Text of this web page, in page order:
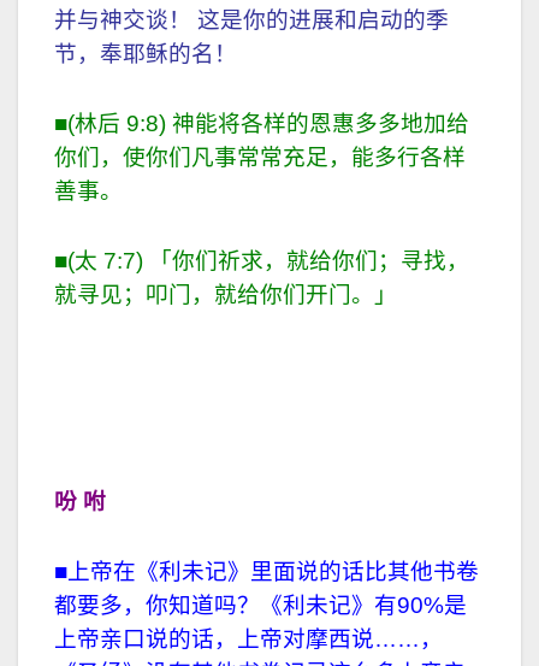
并与神交谈！ 这是你的进展和启动的季
节，奉耶稣的名！
■(林后 9:8) 神能将各样的恩惠多多地加给
你们，使你们凡事常常充足，能多行各样
善事。
■(太 7:7) 「你们祈求，就给你们；寻找，
就寻见；叩门，就给你们开门。」
吩 咐
■上帝在《利未记》里面说的话比其他书卷
都要多，你知道吗？《利未记》有90%是
上帝亲口说的话，上帝对摩西说……，